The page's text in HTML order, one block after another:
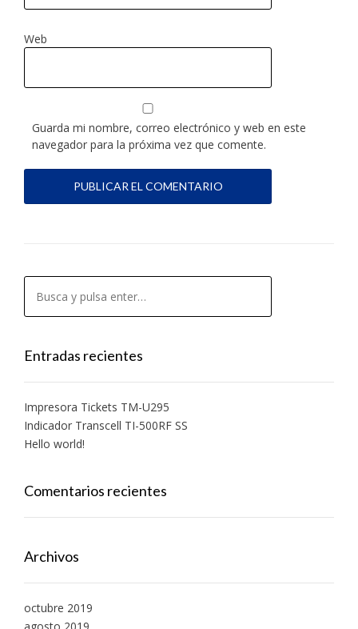
Web
Guarda mi nombre, correo electrónico y web en este
navegador para la próxima vez que comente.
Entradas recientes
Impresora Tickets TM-U295
Indicador Transcell TI-500RF SS
Hello world!
Comentarios recientes
Archivos
octubre 2019